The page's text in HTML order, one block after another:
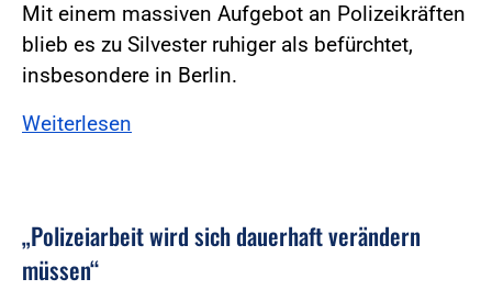
Mit einem massiven Aufgebot an Polizeikräften
blieb es zu Silvester ruhiger als befürchtet,
insbesondere in Berlin.
Weiterlesen
„Polizeiarbeit wird sich dauerhaft verändern
müssen“